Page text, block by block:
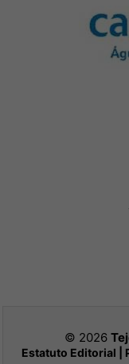
© 2026
Estatuto Editorial